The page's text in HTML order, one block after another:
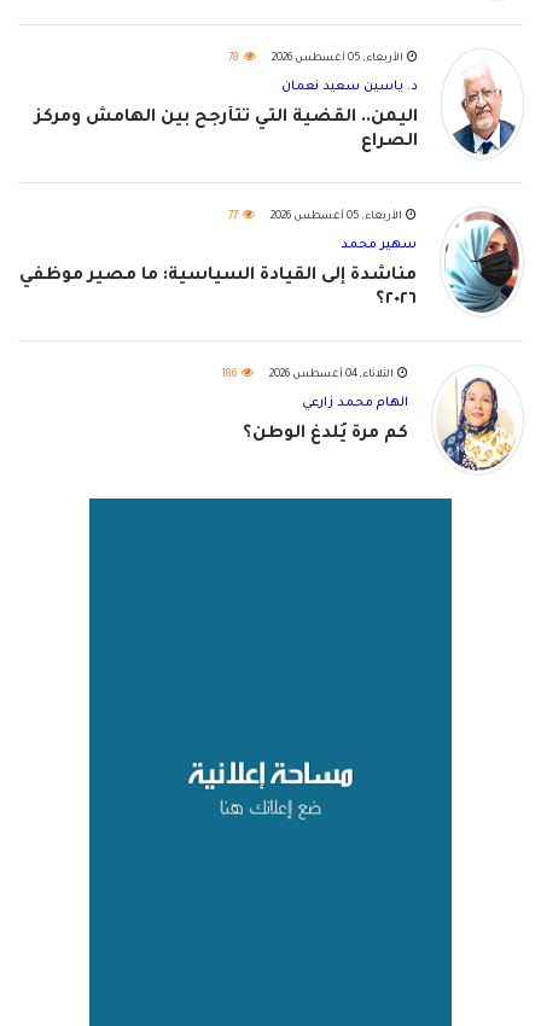
الأربعاء, 05 أغسطس 2026 78
د. ياسين سعيد نعمان
اليمن.. القضية التي تتأرجح بين الهامش ومركز
الصراع
الأربعاء, 05 أغسطس 2026 77
سهير محمد
مناشدة إلى القيادة السياسية: ما مصير موظفي
٢٠٢٦؟
الثلاثاء, 04 أغسطس 2026 186
الهام محمد زارعي
كم مرة يُلدغ الوطن؟